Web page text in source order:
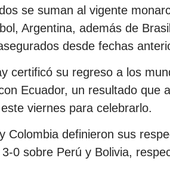
se suman al vigente
Argentina, además de
desde fechas
certificó su regreso a los
Ecuador, un resultado que
viernes para celebrarlo.
Colombia definieron sus
0 sobre Perú y Bolivia,